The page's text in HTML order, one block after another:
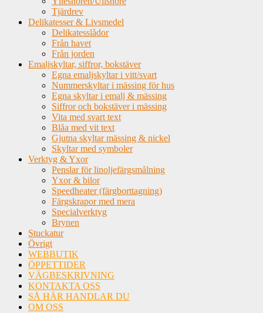
Tjärdrev
Delikatesser & Livsmedel
Delikatesslådor
Från havet
Från jorden
Emaljskyltar, siffror, bokstäver
Egna emaljskyltar i vitt/svart
Nummerskyltar i mässing för hus
Egna skyltar i emalj & mässing
Siffror och bokstäver i mässing
Vita med svart text
Blåa med vit text
Gjutna skyltar mässing & nickel
Skyltar med symboler
Verktyg & Yxor
Penslar för linoljefärgsmålning
Yxor & bilor
Speedheater (färgborttagning)
Färgskrapor med mera
Specialverktyg
Brynen
Stuckatur
Övrigt
WEBBUTIK
ÖPPETTIDER
VÄGBESKRIVNING
KONTAKTA OSS
SÅ HÄR HANDLAR DU
OM OSS